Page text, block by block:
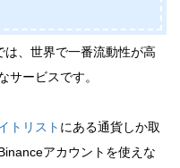
、世界で一番流動性が高
サービスです。
トリスト にある通貨しか取
アカウントを使えな